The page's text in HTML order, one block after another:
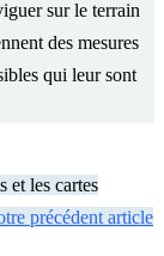
sur le terrain
des mesures
qui leur sont
et les cartes
précédent article